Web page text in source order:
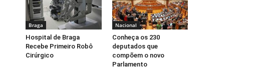
Braga
Hospital de Braga
Recebe Primeiro Robô
Cirúrgico
Nacional
Conheça os 230
deputados que
compõem o novo
Parlamento